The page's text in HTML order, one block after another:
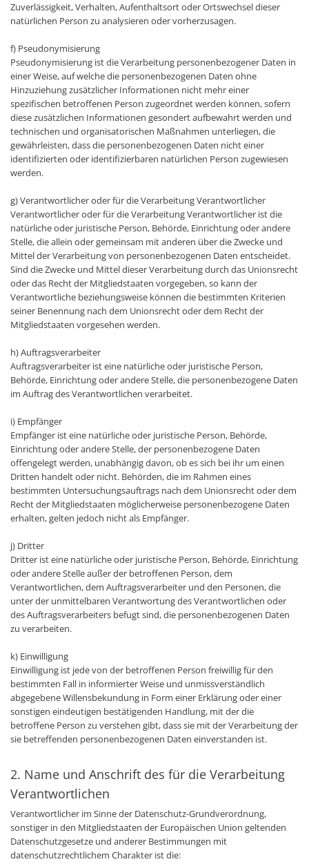
Zuverlässigkeit, Verhalten, Aufenthaltsort oder Ortswechsel dieser
natürlichen Person zu analysieren oder vorherzusagen.
f) Pseudonymisierung
Pseudonymisierung ist die Verarbeitung personenbezogener Daten in
einer Weise, auf welche die personenbezogenen Daten ohne
Hinzuziehung zusätzlicher Informationen nicht mehr einer
spezifischen betroffenen Person zugeordnet werden können, sofern
diese zusätzlichen Informationen gesondert aufbewahrt werden und
technischen und organisatorischen Maßnahmen unterliegen, die
gewährleisten, dass die personenbezogenen Daten nicht einer
identifizierten oder identifizierbaren natürlichen Person zugewiesen
werden.
g) Verantwortlicher oder für die Verarbeitung Verantwortlicher
Verantwortlicher oder für die Verarbeitung Verantwortlicher ist die
natürliche oder juristische Person, Behörde, Einrichtung oder andere
Stelle, die allein oder gemeinsam mit anderen über die Zwecke und
Mittel der Verarbeitung von personenbezogenen Daten entscheidet.
Sind die Zwecke und Mittel dieser Verarbeitung durch das Unionsrecht
oder das Recht der Mitgliedstaaten vorgegeben, so kann der
Verantwortliche beziehungsweise können die bestimmten Kriterien
seiner Benennung nach dem Unionsrecht oder dem Recht der
Mitgliedstaaten vorgesehen werden.
h) Auftragsverarbeiter
Auftragsverarbeiter ist eine natürliche oder juristische Person,
Behörde, Einrichtung oder andere Stelle, die personenbezogene Daten
im Auftrag des Verantwortlichen verarbeitet.
i) Empfänger
Empfänger ist eine natürliche oder juristische Person, Behörde,
Einrichtung oder andere Stelle, der personenbezogene Daten
offengelegt werden, unabhängig davon, ob es sich bei ihr um einen
Dritten handelt oder nicht. Behörden, die im Rahmen eines
bestimmten Untersuchungsauftrags nach dem Unionsrecht oder dem
Recht der Mitgliedstaaten möglicherweise personenbezogene Daten
erhalten, gelten jedoch nicht als Empfänger.
j) Dritter
Dritter ist eine natürliche oder juristische Person, Behörde, Einrichtung
oder andere Stelle außer der betroffenen Person, dem
Verantwortlichen, dem Auftragsverarbeiter und den Personen, die
unter der unmittelbaren Verantwortung des Verantwortlichen oder
des Auftragsverarbeiters befugt sind, die personenbezogenen Daten
zu verarbeiten.
k) Einwilligung
Einwilligung ist jede von der betroffenen Person freiwillig für den
bestimmten Fall in informierter Weise und unmissverständlich
abgegebene Willensbekundung in Form einer Erklärung oder einer
sonstigen eindeutigen bestätigenden Handlung, mit der die
betroffene Person zu verstehen gibt, dass sie mit der Verarbeitung der
sie betreffenden personenbezogenen Daten einverstanden ist.
2. Name und Anschrift des für die Verarbeitung
Verantwortlichen
Verantwortlicher im Sinne der Datenschutz-Grundverordnung,
sonstiger in den Mitgliedstaaten der Europäischen Union geltenden
Datenschutzgesetze und anderer Bestimmungen mit
datenschutzrechtlichem Charakter ist die: